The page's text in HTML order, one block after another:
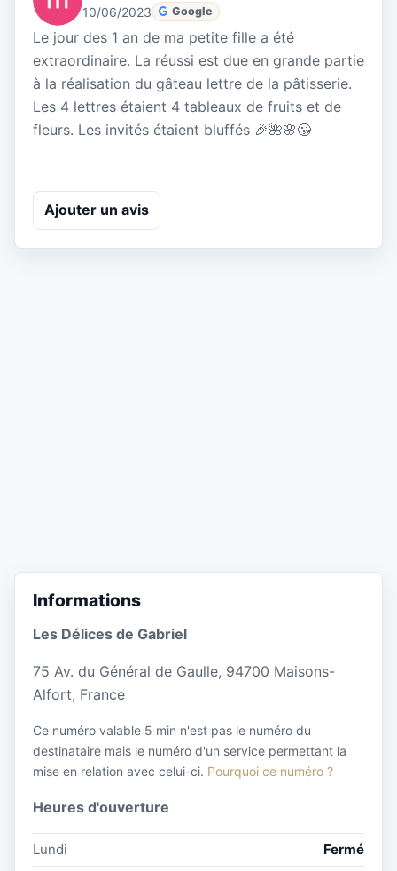
10/06/2023 Google
Le jour des 1 an de ma petite fille a été
extraordinaire. La réussi est due en grande partie
à la réalisation du gâteau lettre de la pâtisserie.
Les 4 lettres étaient 4 tableaux de fruits et de
fleurs. Les invités étaient bluffés 🎉🌺🌸😘
Ajouter un avis
Informations
Les Délices de Gabriel
75 Av. du Général de Gaulle, 94700 Maisons-
Alfort, France
Ce numéro valable 5 min n'est pas le numéro du
destinataire mais le numéro d'un service permettant la
mise en relation avec celui-ci. Pourquoi ce numéro ?
Heures d'ouverture
Lundi
Fermé